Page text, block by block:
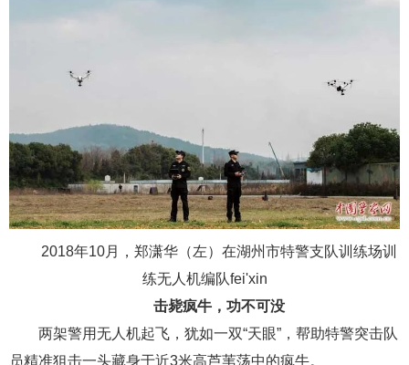
2018年10月，郑潇华（左）在湖州市特警支队训练场训
练无人机编队fei'xin
击毙疯牛，功不可没
两架警用无人机起飞，犹如一双“天眼”，帮助特警突击队
员精准狙击一头藏身于近3米高芦苇荡中的疯牛。